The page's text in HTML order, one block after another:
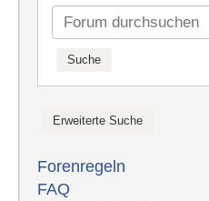
Forenregeln
FAQ